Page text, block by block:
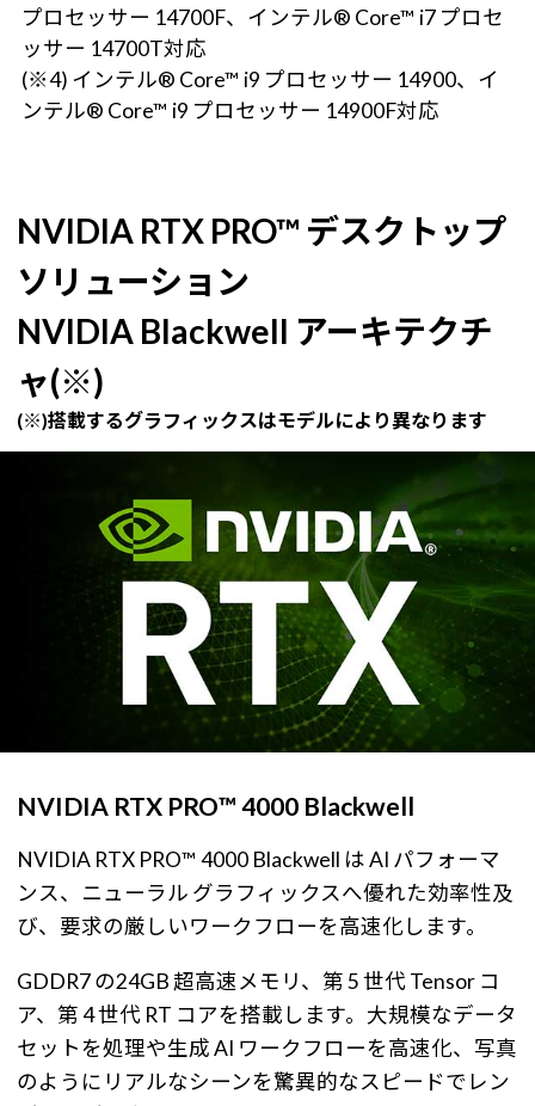
プロセッサー 14700F、インテル® Core™ i7 プロセ
ッサー 14700T対応
(※4) インテル® Core™ i9 プロセッサー 14900、イ
ンテル® Core™ i9 プロセッサー 14900F対応
NVIDIA RTX PRO™ デスクトップ
ソリューション
NVIDIA Blackwell アーキテクチ
ャ(※)
(※)搭載するグラフィックスはモデルにより異なります
NVIDIA RTX PRO™ 4000 Blackwell
NVIDIA RTX PRO™ 4000 Blackwell は AI パフォーマ
ンス、ニューラル グラフィックスへ優れた効率性及
び、要求の厳しいワークフローを高速化します。
GDDR7 の24GB 超高速メモリ、第 5 世代 Tensor コ
ア、第 4 世代 RT コアを搭載します。大規模なデータ
セットを処理や生成 AI ワークフローを高速化、写真
のようにリアルなシーンを驚異的なスピードでレン